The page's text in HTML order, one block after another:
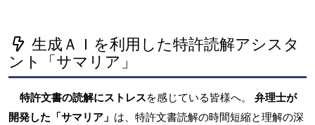
生成ＡＩを利用した特許読解アシスタ
ント「サマリア」
特許文書の読解にストレスを感じている皆様へ。 弁理士が
開発した「サマリア」 は、特許文書読解の時間短縮と理解の深